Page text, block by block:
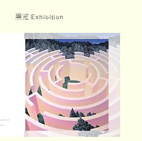
展览 Exhibition